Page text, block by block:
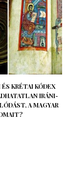
KRÉTAI KÓDEX
IRÁNI-
A MAGYAR